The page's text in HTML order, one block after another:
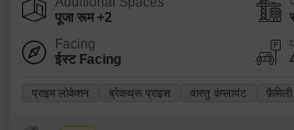
पूजा रूम +2
Facing
ईस्ट Facing
प्राइम लोकेशन ब्रेकथ्रू प्राइस वास्तु कंप्लायंट फ़ैमिली